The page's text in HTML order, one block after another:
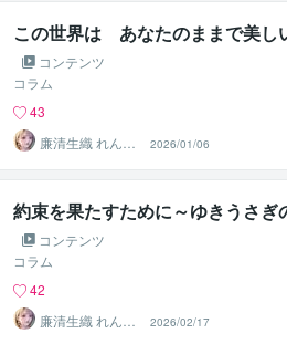
この世界は あなたのままで美し
コンテンツ
コラム
43
廉清生織 れんせ
い さき
2026/01/06
約束を果たすために～ゆきうさぎ
コンテンツ
コラム
42
廉清生織 れんせ
い さき
2026/02/17